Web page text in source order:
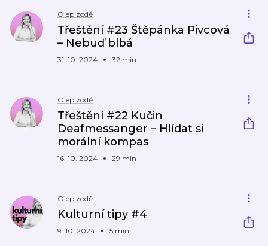
O epizodě
Třeštění #23 Štěpánka Pivcová
– Nebuď blbá
31. 10. 2024 32 min
O epizodě
Třeštění #22 Kučin
Deafmessanger – Hlídat si
morální kompas
16. 10. 2024 29 min
O epizodě
Kulturní tipy #4
9. 10. 2024 5 min